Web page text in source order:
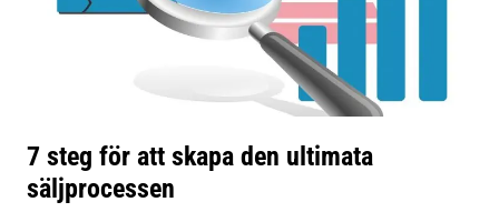
7 steg för att skapa den ultimata
säljprocessen